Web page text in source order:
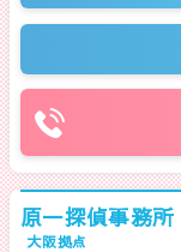
原一探偵事務所
大阪拠点